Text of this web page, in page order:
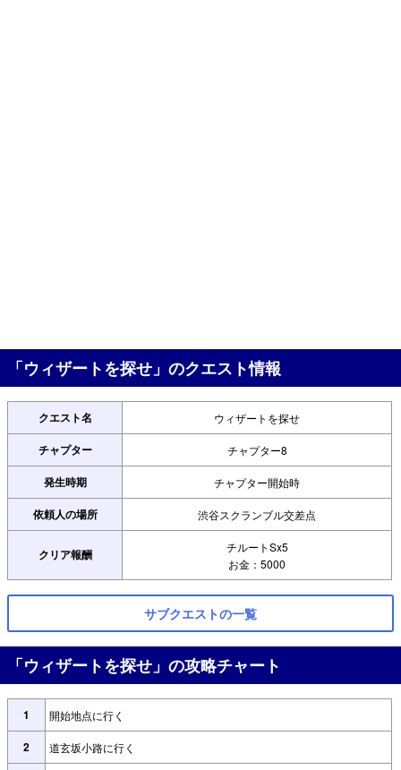
「ウィザートを探せ」のクエスト情報
クエスト名 ウィザートを探せ
チャプター チャプター8
発生時期 チャプター開始時
依頼人の場所 渋谷スクランブル交差点
クリア報酬
チルートSx5
お金：5000
サブクエストの一覧
「ウィザートを探せ」の攻略チャート
1 開始地点に行く
2 道玄坂小路に行く